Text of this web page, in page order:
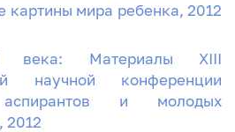
картины мира ребенка, 2012
века: Материалы XIII
научной конференции
аспирантов и молодых
2012